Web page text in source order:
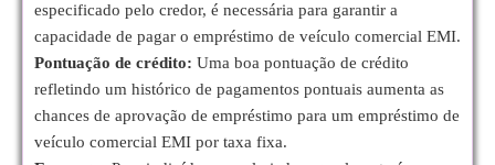
especificado pelo credor, é necessária para garantir a
capacidade de pagar o empréstimo de veículo comercial EMI.
Pontuação de crédito: Uma boa pontuação de crédito
refletindo um histórico de pagamentos pontuais aumenta as
chances de aprovação de empréstimo para um empréstimo de
veículo comercial EMI por taxa fixa.